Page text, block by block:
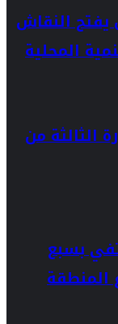
يفتح النقاش
المحلية
الثالثة من
بسبع